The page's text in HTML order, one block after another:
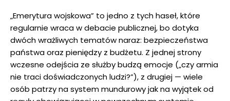
„Emerytura wojskowa” to jedno z tych haseł, które
regularnie wraca w debacie publicznej, bo dotyka
dwóch wrażliwych tematów naraz: bezpieczeństwa
państwa oraz pieniędzy z budżetu. Z jednej strony
wczesne odejścia ze służby budzą emocje („czy armia
nie traci doświadczonych ludzi?”), z drugiej — wiele
osób patrzy na system mundurowy jak na wyjątek od